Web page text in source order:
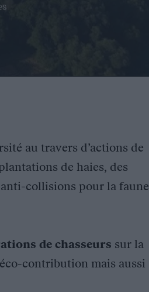
au travers d’actions de
de haies, des
collisions pour la faune
de chasseurs sur la
contribution mais aussi